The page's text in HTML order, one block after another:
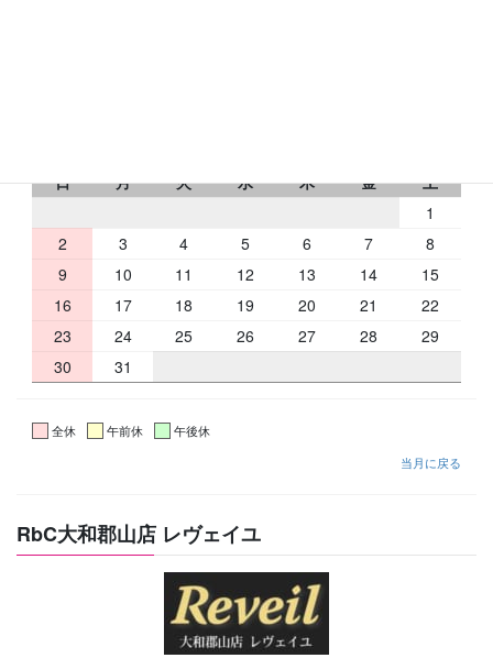
日 月 火 水 木 金
土
1
2
3 4 5 6 7
8
9
10 11 12 13 14
15
16
17 18 19 20 21
22
23
24 25 26 27 28
29
30
31
全休 午前休
午後休
当月に戻る
RbC大和郡山店 レヴェイユ